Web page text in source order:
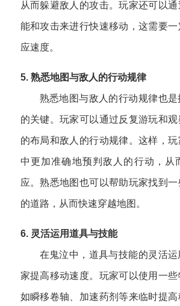
从而躲避敌人的攻击。玩家还可以
能和攻击来进行快速移动，这需要一
应速度。
5. 熟悉地图与敌人的行动规律
熟悉地图与敌人的行动规律也
的关键。玩家可以通过反复游玩和观
的布局和敌人的行动规律。这样，
中更加准确地预判敌人的行动，从
应。熟悉地图也可以帮助玩家找到一
的道路，从而快速穿越地图。
6. 灵活运用道具与技能
在鬼泣中，道具与技能的灵活
家提高移动速度。玩家可以使用一些
如瞬移卷轴、加速药剂等来临时提高